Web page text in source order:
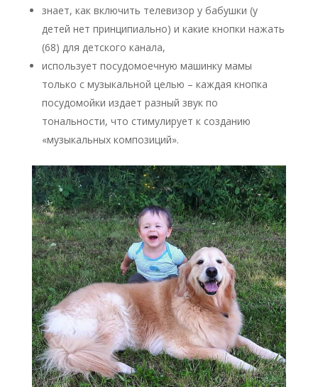
знает, как включить телевизор у бабушки (у
детей нет принципиально) и какие кнопки нажать
(68) для детского канала,
использует посудомоечную машинку мамы
только с музыкальной целью – каждая кнопка
посудомойки издает разный звук по
тональности, что стимулирует к созданию
«музыкальных композиций».